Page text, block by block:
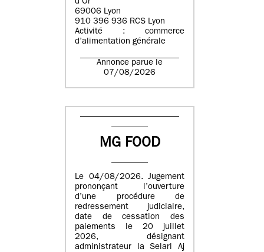
d’Or
69006 Lyon
910 396 936 RCS Lyon
Activité : commerce
d’alimentation générale
Annonce parue le
07/08/2026
MG FOOD
Le 04/08/2026. Jugement
prononçant l’ouverture
d’une procédure de
redressement judiciaire,
date de cessation des
paiements le 20 juillet
2026, désignant
administrateur la Selarl Aj